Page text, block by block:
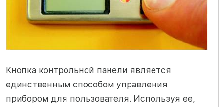
Кнопка контрольной панели является
единственным способом управления
прибором для пользователя. Используя ее,